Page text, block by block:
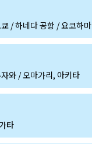
/ 하네다 공항 / 요코하마
와 / 오마가리, 아키타
타